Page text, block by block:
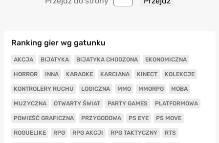
Ranking gier wg gatunku
AKCJA BIJATYKA BIJATYKA CHODZONA EKONOMICZNA
HORROR INNA KARAOKE KARCIANA KINECT KOLEKCJE
KONTROLERY RUCHU LOGICZNA MMO MMORPG MOBA
MUZYCZNA OTWARTY ŚWIAT PARTY GAMES PLATFORMOWA
POWIEŚĆ GRAFICZNA PRZYGODOWA PS EYE PS MOVE
ROGUELIKE RPG RPG AKCJI RPG TAKTYCZNY RTS